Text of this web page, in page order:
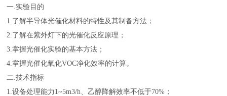
一 .实验目的
1.了解半导体光催化材料的特性及其制备方法；
2.了解在紫外灯下的光催化反应原理；
3.掌握光催化实验的基本方法；
4.掌握光催化氧化VOC净化效率的计算。
二 .技术指标
1.设备处理能力1~5m3/h、乙醇降解效率不低于70%；